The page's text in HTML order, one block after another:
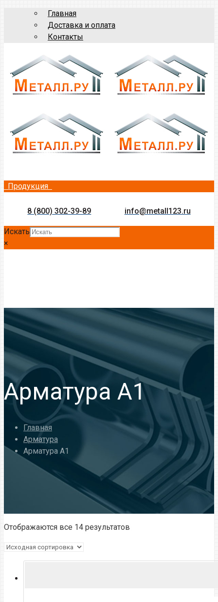
Главная
Доставка и оплата
Контакты
Продукция
8 (800) 302-39-89 info@metall123.ru
Искать
×
Арматура А1
Главная
Арматура
Арматура А1
Отображаются все 14 результатов